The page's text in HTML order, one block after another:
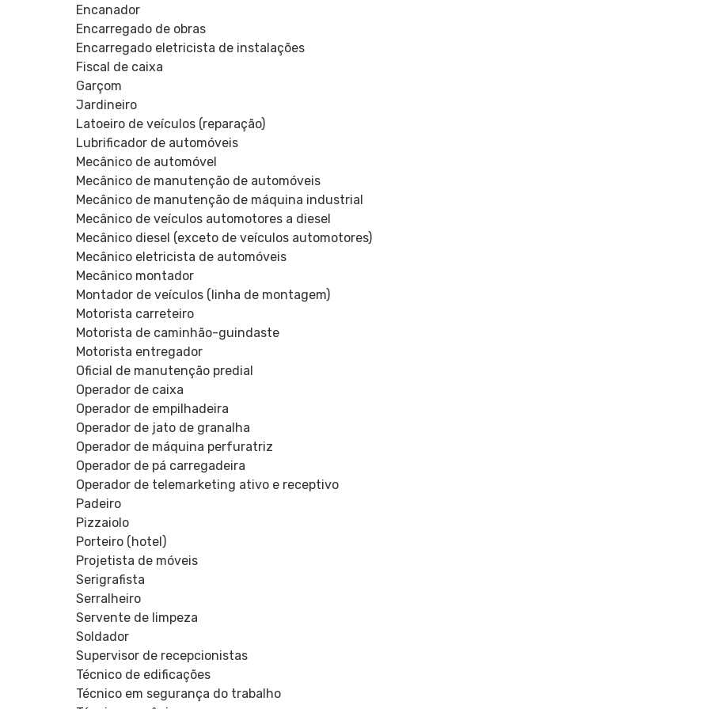
Encanador
Encarregado de obras
Encarregado eletricista de instalações
Fiscal de caixa
Garçom
Jardineiro
Latoeiro de veículos (reparação)
Lubrificador de automóveis
Mecânico de automóvel
Mecânico de manutenção de automóveis
Mecânico de manutenção de máquina industrial
Mecânico de veículos automotores a diesel
Mecânico diesel (exceto de veículos automotores)
Mecânico eletricista de automóveis
Mecânico montador
Montador de veículos (linha de montagem)
Motorista carreteiro
Motorista de caminhão-guindaste
Motorista entregador
Oficial de manutenção predial
Operador de caixa
Operador de empilhadeira
Operador de jato de granalha
Operador de máquina perfuratriz
Operador de pá carregadeira
Operador de telemarketing ativo e receptivo
Padeiro
Pizzaiolo
Porteiro (hotel)
Projetista de móveis
Serigrafista
Serralheiro
Servente de limpeza
Soldador
Supervisor de recepcionistas
Técnico de edificações
Técnico em segurança do trabalho